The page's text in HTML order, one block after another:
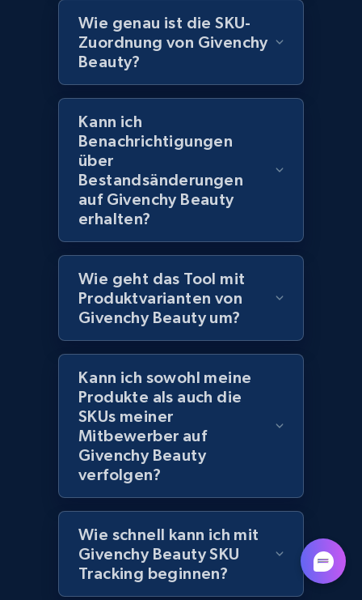
Lowes.com - Gather data on products using
specified keywords
URL, Domain, Marketplace pn, Sku, Other pn,
Model number, Gtin ean pn, Product name, and
991+
Lowes.com - Collect records by category
URL, Domain, Marketplace pn, Sku, Other pn,
Model number, Gtin ean pn, Product name, and
991+ 162+ Jetzt anfangen
Lazada - Products
URL, Title, Rating, Reviews, Initial price, Final
price, Currency, Stock, and more.
988+ 160+ Jetzt anfangen
Lazada - Products - Discover products by
Wie genau ist die SKU-
Zuordnung von Givenchy
Beauty?
Kann ich
Benachrichtigungen
über
Bestandsänderungen
auf Givenchy Beauty
erhalten?
Wie geht das Tool mit
Produktvarianten von
Givenchy Beauty um?
Kann ich sowohl meine
Produkte als auch die
SKUs meiner
Mitbewerber auf
Givenchy Beauty
verfolgen?
Wie schnell kann ich mit
Givenchy Beauty SKU
Tracking beginnen?